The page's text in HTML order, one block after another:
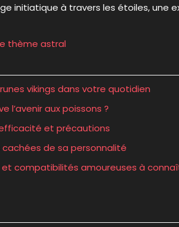
initiatique à travers les étoiles,
thème astral
vikings dans votre quotidien
l’avenir aux poissons ?
et précautions
de sa personnalité
compatibilités amoureuses à